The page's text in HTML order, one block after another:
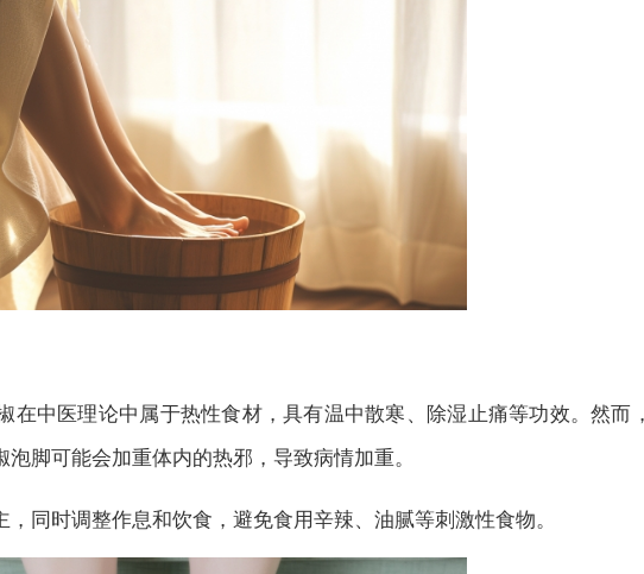
中医理论中属于热性食材，具有温中散寒、除湿止痛等功效。然而
脚可能会加重体内的热邪，导致病情加重。
时调整作息和饮食，避免食用辛辣、油腻等刺激性食物。